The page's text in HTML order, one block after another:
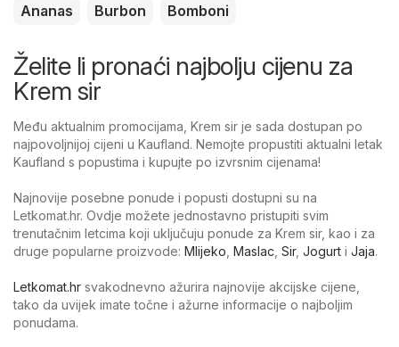
Ananas
Burbon Bomboni
Želite li pronaći najbolju cijenu za
Krem sir
Među aktualnim promocijama, Krem sir je sada dostupan po
najpovoljnijoj cijeni u Kaufland. Nemojte propustiti aktualni letak
Kaufland s popustima i kupujte po izvrsnim cijenama!
Najnovije posebne ponude i popusti dostupni su na
Letkomat.hr. Ovdje možete jednostavno pristupiti svim
trenutačnim letcima koji uključuju ponude za Krem sir, kao i za
druge popularne proizvode: Mlijeko Maslac Sir, Jogurt i Jaja.
Letkomat.hr svakodnevno ažurira najnovije akcijske cijene,
tako da uvijek imate točne i ažurne informacije o najboljim
ponudama.